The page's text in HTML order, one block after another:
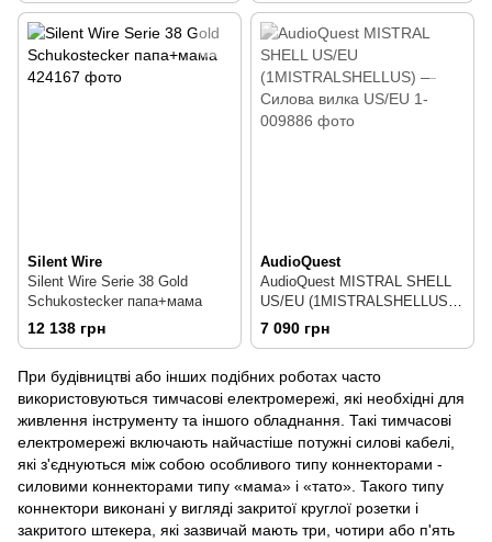
Silent Wire
Silent Wire Serie 38 Gold
Schukostecker папа+мама
12 138 грн
AudioQuest
AudioQuest MISTRAL SHELL
US/EU (1MISTRALSHELLUS)
— Силова вилка US/EU
7 090 грн
При будівництві або інших подібних роботах часто
використовуються тимчасові електромережі, які необхідні для
живлення інструменту та іншого обладнання. Такі тимчасові
електромережі включають найчастіше потужні силові кабелі,
які з'єднуються між собою особливого типу коннекторами -
силовими коннекторами типу «мама» і «тато». Такого типу
коннектори виконані у вигляді закритої круглої розетки і
закритого штекера, які зазвичай мають три, чотири або п'ять